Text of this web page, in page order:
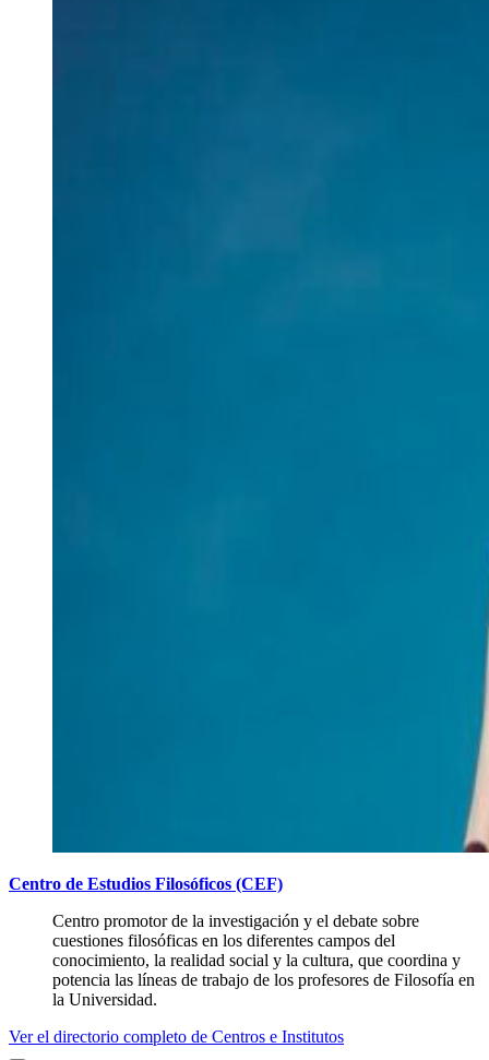
Centro de Estudios Filosóficos (CEF)
Centro promotor de la investigación y el debate sobre
cuestiones filosóficas en los diferentes campos del
conocimiento, la realidad social y la cultura, que coordina y
potencia las líneas de trabajo de los profesores de Filosofía en
la Universidad.
Ver el directorio completo de Centros e Institutos